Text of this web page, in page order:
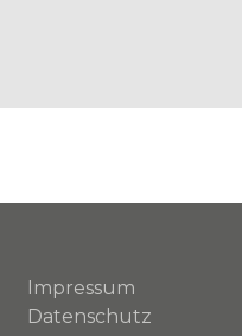
Impressum
Datenschutz